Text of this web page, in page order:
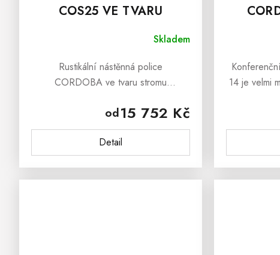
COS25 VE TVARU
Skladem
od15 752 Kč
Detail
Rustikální nástěnná police
CORDOBA ve tvaru stromu
bydlení. Vyráběná je výhradně z
masivního borovice, tato police se
vyznačuje teplými...
14 je velmi
který
tony